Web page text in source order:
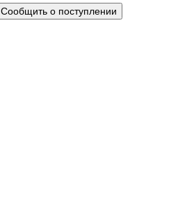
Сообщить о поступлении